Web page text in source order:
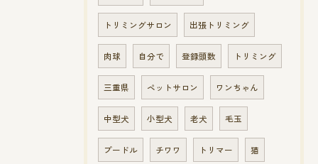
トリミングサロン 出張トリミング
肉球 自分で 登録頭数 トリミング
三重県 ペットサロン ワンちゃん
中型犬 小型犬 老犬 毛玉
プードル チワワ トリマー 猫